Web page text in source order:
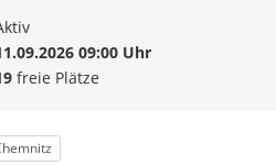
09:00 Uhr
freie Plätze